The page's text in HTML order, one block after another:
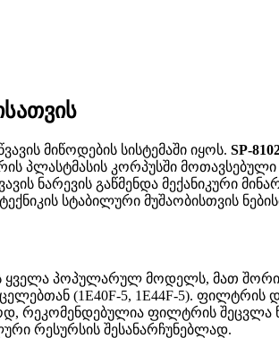
მიწოდების სისტემაში იყოს. SP-
პლასტმასის კორპუსში
ნარევის გაწმენდა მექანიკური
სტაბილური მუშაობისთვის
პოპულარულ მოდელს, მათ შორის
(1E40F-5, 1E44F-5).
რეკომენდებულია ფილტრის
რესურსის შესანარჩუნებლად.